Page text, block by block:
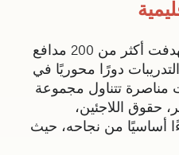
منذ انطلاق البرنامج، تم تنفيذ عشرة تدريبات إقليمية استهدفت أكثر من 200 مدافع
حيث لعبت هذه التدريبات دورًا محوريًا في
مناصرة تتناول مجموعة
حقوق اللاجئين،
أساسيًا من نجاحه، حيث